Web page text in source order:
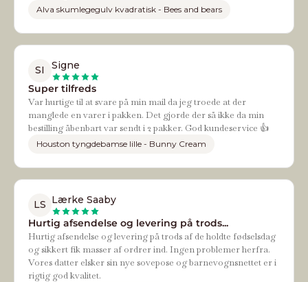
Alva skumlegegulv kvadratisk - Bees and bears
SI
Signe
Super tilfreds
Var hurtige til at svare på min mail da jeg troede at der
manglede en varer i pakken. Det gjorde der så ikke da min
bestilling åbenbart var sendt i 2 pakker. God kundeservice 👍
Houston tyngdebamse lille - Bunny Cream
LS Lærke Saaby
Hurtig afsendelse og levering på trods...
Hurtig afsendelse og levering på trods af de holdte fødselsdag
og sikkert fik masser af ordrer ind. Ingen problemer herfra.
Vores datter elsker sin nye sovepose og barnevognsnettet er i
rigtig god kvalitet.